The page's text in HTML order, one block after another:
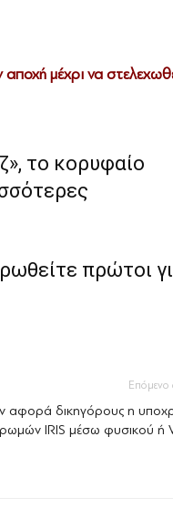
μέχρι να
το κορυφαίο
πρώτοι
αφορά δικηγόρους η
IRIS μέσω φυσικού ή